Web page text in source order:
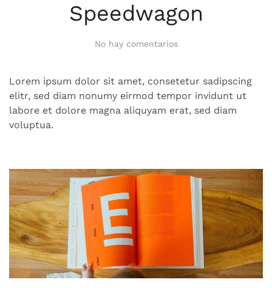
Speedwagon
No hay comentariosen
Lorem ipsum dolor sit amet, consetetur sadipscing
elitr, sed diam nonumy eirmod tempor invidunt ut
labore et dolore magna aliquyam erat, sed diam
voluptua.